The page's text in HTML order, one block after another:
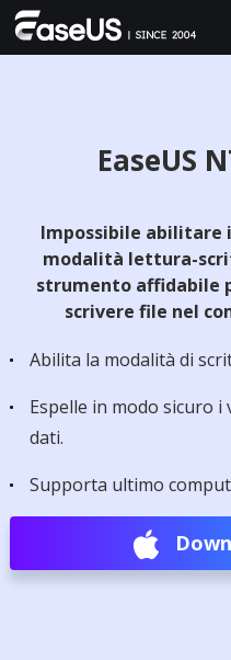
EaseUS
Impossibile abilitare
modalità lettura-
strumento affidabile
scrivere file nel
Abilita la modalità di
Espelle in modo sicuro i
dati.
Supporta ultimo